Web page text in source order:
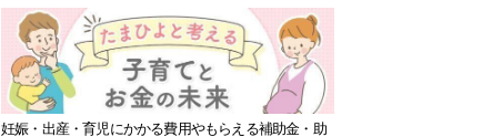
妊娠・出産・育児にかかる費用やもらえる補助金・助